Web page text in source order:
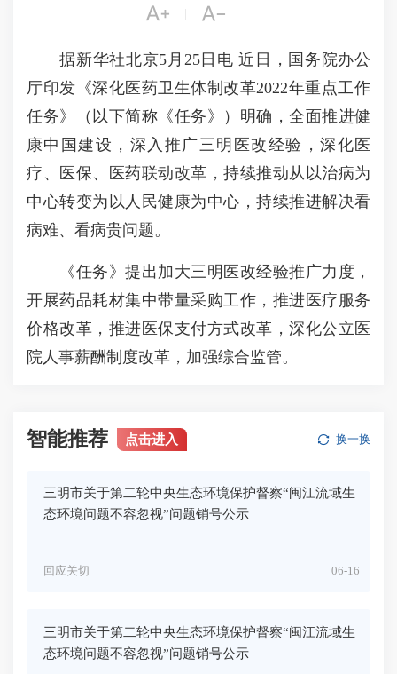
 
据新华社北京5月25日电 近日，国务院办公
厅印发《深化医药卫生体制改革2022年重点工作
任务》（以下简称《任务》）明确，全面推进健
康中国建设，深入推广三明医改经验，深化医
疗、医保、医药联动改革，持续推动从以治病为
中心转变为以人民健康为中心，持续推进解决看
病难、看病贵问题。
《任务》提出加大三明医改经验推广力度，
开展药品耗材集中带量采购工作，推进医疗服务
价格改革，推进医保支付方式改革，深化公立医
院人事薪酬制度改革，加强综合监管。
智能推荐 点击进入 换一换
三明市关于第二轮中央生态环境保护督察“闽江流域生
态环境问题不容忽视”问题销号公示
06-16
回应关切
三明市关于第二轮中央生态环境保护督察“闽江流域生
态环境问题不容忽视”问题销号公示